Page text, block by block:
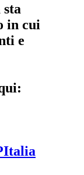
sta
in cui
e